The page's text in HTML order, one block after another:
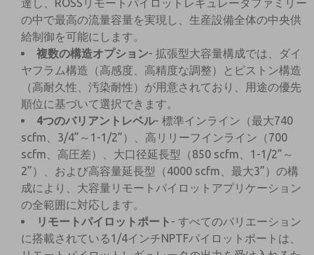
達し、ROSSリモートパイロットレギュレータファミリー
の中で最高の流量容量を実現し、生産設備全体の中央供
給制御を可能にします。
複数の構造オプション- 拡張型大容量構成では、ダイ
ヤフラム構造（高感度、高精度な調整）とピストン構造
（高耐久性、汚染耐性）が用意されており、用途の優先
順位に基づいて選択できます。
4つのバリアントレベル- 標準インライン（最大740
scfm、3/4”～1-1/2”）、高リリーフインライン（700
scfm、高圧差）、大口径延長型（850 scfm、1-1/2”～
2”）、および高容量延長型（4000 scfm、最大3”）の構
成により、大容量リモートパイロットアプリケーション
の全範囲に対応します。
リモートパイロットポート - すべてのバリエーション
に搭載されている1/4インチNPTFパイロットポートは、